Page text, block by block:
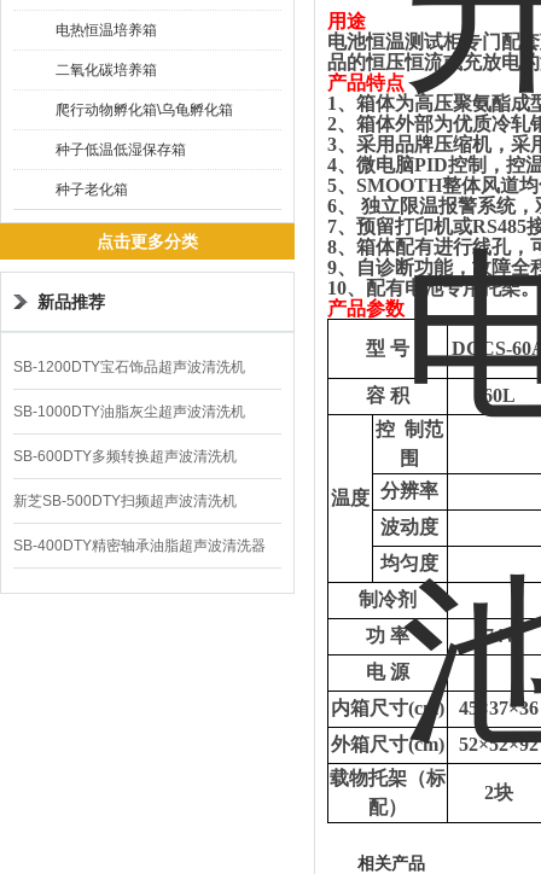
电热恒温培养箱
二氧化碳培养箱
爬行动物孵化箱\乌龟孵化箱
种子低温低湿保存箱
种子老化箱
点击更多分类
新品推荐
SB-1200DTY宝石饰品超声波清洗机
SB-1000DTY油脂灰尘超声波清洗机
SB-600DTY多频转换超声波清洗机
新芝SB-500DTY扫频超声波清洗机
SB-400DTY精密轴承油脂超声波清洗器
用途
电池恒温测试柜专门配
品的恒压恒流或充放电
产品特点
1、 箱体为高压聚氨酯成
2、箱体外部为优质冷轧
3、采用品牌压缩机，采
4、微电脑PID控制，控
5、SMOOTH整体风道
6、 独立限温报警系统
7、预留打印机或RS485
8、箱体配有进行线孔，
9、自诊断功能，故障全
10、配有电池专用托架。
产品参数
型 号 DCCS-
容 积 60L
温度
控 制范
围
分辨率
波动度
均匀度
制冷剂
功 率
174W
电 源
内箱尺寸(cm)
45×37×36
外箱尺寸(cm)
52×52×92
载物托架（标
配）
2块
相关产品